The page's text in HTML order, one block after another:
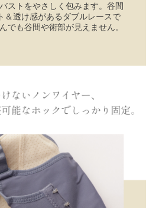
ストをやさしく包みます。谷間
＆透け感があるダブルレースで
でも谷間や術部が見えません。